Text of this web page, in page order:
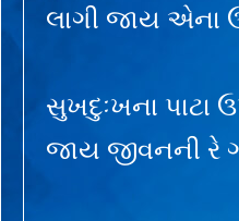
લાગી જાય એના
સુખદુઃખના પાટા
જાય જીવનની રે